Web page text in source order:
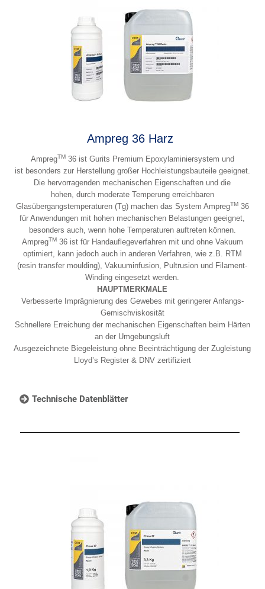
Ampreg 36 Harz
AmpregTM36 ist Gurits Premium Epoxylaminiersystem und
ist besonders zur Herstellung großer Hochleistungsbauteile geeignet.
Die hervorragenden mechanischen Eigenschaften und die
hohen, durch moderate Temperung erreichbaren
Glasübergangstemperaturen (Tg) machen das System AmpregTM36
für Anwendungen mit hohen mechanischen Belastungen geeignet,
besonders auch, wenn hohe Temperaturen auftreten können.
AmpregTM36 ist für Handauflegeverfahren mit und ohne Vakuum
optimiert, kann jedoch auch in anderen Verfahren, wie z.B. RTM
(resin transfer moulding), Vakuuminfusion, Pultrusion und Filament-
Winding eingesetzt werden.
HAUPTMERKMALE
Verbesserte Imprägnierung des Gewebes mit geringerer Anfangs-
Gemischviskosität
Schnellere Erreichung der mechanischen Eigenschaften beim Härten
an der Umgebungsluft
Ausgezeichnete Biegeleistung ohne Beeinträchtigung der Zugleistung
Lloyd’s Register & DNV zertifiziert
Technische Datenblätter